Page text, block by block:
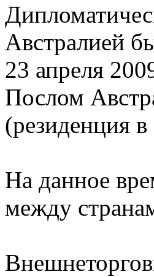
Австралией
23 апреля
Послом
(резиденция
На данное
между